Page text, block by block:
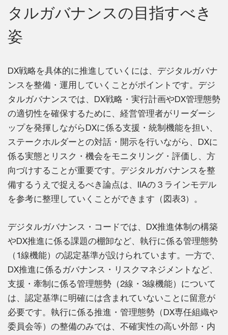
タルガバナンスの目指すべき
姿
DX戦略を具体的に推進していくには、デジタルガバナ
ンスを整備・運用していくことがポイントです。デジ
タルガバナンスでは、DX戦略・実行計画やDX管理態勢
の適切性を確保するために、経営管理者がリーダーシ
ップを発揮しながらDXに係る支援・統制機能を担い、
ステークホルダーとの対話・開示を行いながら、DXに
係る実態とリスク・機会をモニタリング・評価し、方
向づけすることが重要です。デジタルガバナンスを整
備するうえで捉えるべき論点は、IIAの３ラインモデル
を参考に整理していくことができます（図表3）。
デジタルガバナンス・コードでは、DX推進体制の構築
やDX推進に係る課題の棚卸など、執行に係る管理態勢
（1線機能）の認定基準が設けられています。一方で、
DX推進に係るガバナンス・リスクマネジメントなど、
支援・牽制に係る管理態勢（2線・3線機能）について
は、認定基準に明確には含まれていないことに留意が
必要です。執行に係る推進・管理態勢（DX専任組織や
委員会等）の整備のみでは、不確実性の高い外部・内